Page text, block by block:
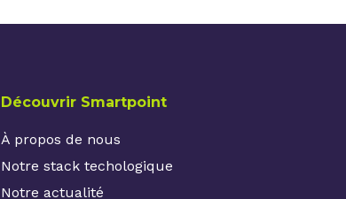
Découvrir Smartpoint
À propos de nous
Notre stack techologique
Notre actualité